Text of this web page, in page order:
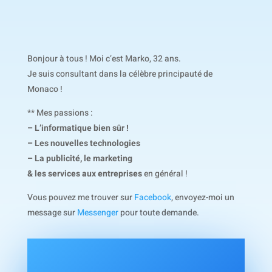
Bonjour à tous ! Moi c’est Marko, 32 ans.
Je suis consultant dans la célèbre principauté de
Monaco !
** Mes passions :
– L’informatique bien sûr !
– Les nouvelles technologies
– La publicité, le marketing
& les services aux entreprisesen général !
Vous pouvez me trouver sur Facebook, envoyez-moi un
message sur Messenger pour toute demande.